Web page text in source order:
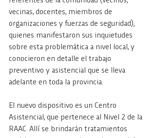
vecinas, docentes, miembros de
organizaciones y fuerzas de seguridad),
quienes manifestaron sus inquietudes
sobre esta problemática a nivel local, y
conocieron en detalle el trabajo
preventivo y asistencial que se lleva
adelante en toda la provincia.
El nuevo dispositivo es un Centro
Asistencial, que pertenece al Nivel 2 de la
RAAC. Allí se brindarán tratamientos